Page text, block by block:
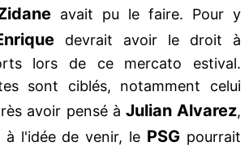
avait pu le faire. Pour y
devrait avoir le droit à
lors de ce mercato estival.
sont ciblés, notamment celui
avoir pensé à Julian Alvarez,
à l'idée de venir, le PSG pourrait